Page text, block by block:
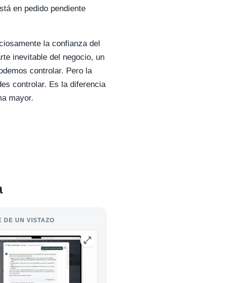
en pedido pendiente
la confianza del
inevitable del negocio, un
controlar. Pero la
controlar. Es la diferencia
mayor.
DE UN VISTAZO